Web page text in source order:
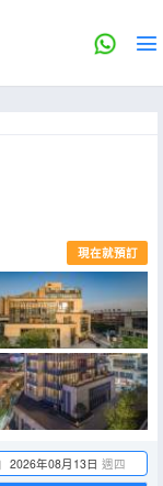
現在就預訂
2026年08月13日 週四